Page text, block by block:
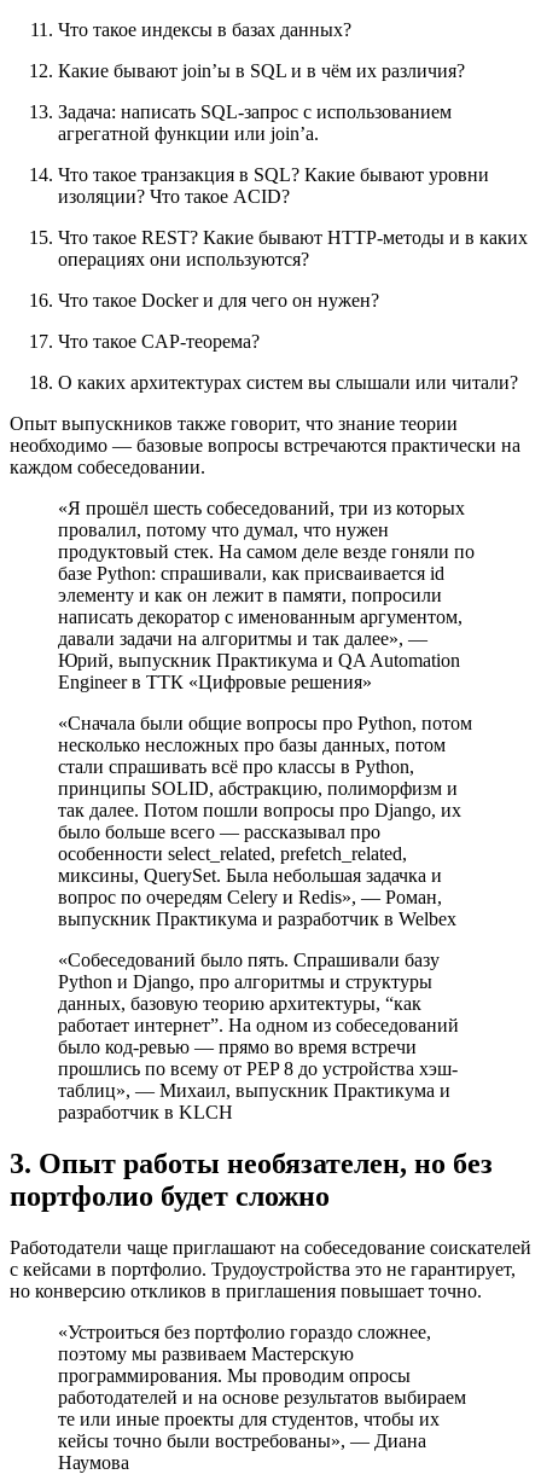
Что такое индексы в базах данных?
Какие бывают join’ы в SQL и в чём их различия?
Задача: написать SQL-запрос с использованием
агрегатной функции или join’а.
Что такое транзакция в SQL? Какие бывают уровни
изоляции? Что такое ACID?
Что такое REST? Какие бывают HTTP-методы и в каких
операциях они используются?
Что такое Docker и для чего он нужен?
Что такое CAP-теорема?
О каких архитектурах систем вы слышали или читали?
Опыт выпускников также говорит, что знание теории
необходимо — базовые вопросы встречаются практически на
каждом собеседовании.
«Я прошёл шесть собеседований, три из которых
провалил, потому что думал, что нужен
продуктовый стек. На самом деле везде гоняли по
базе Python: спрашивали, как присваивается id
элементу и как он лежит в памяти, попросили
написать декоратор с именованным аргументом,
давали задачи на алгоритмы и так далее», —
Юрий, выпускник Практикума и QA Automation
Engineer в ТТК «Цифровые решения»
«Сначала были общие вопросы про Python, потом
несколько несложных про базы данных, потом
стали спрашивать всё про классы в Python,
принципы SOLID, абстракцию, полиморфизм и
так далее. Потом пошли вопросы про Django, их
было больше всего — рассказывал про
особенности select_related, prefetch_related,
миксины, QuerySet. Была небольшая задачка и
вопрос по очередям Celery и Redis», — Роман,
выпускник Практикума и разработчик в Welbex
«Собеседований было пять. Спрашивали базу
Python и Django, про алгоритмы и структуры
данных, базовую теорию архитектуры, “как
работает интернет”. На одном из собеседований
было код-ревью — прямо во время встречи
прошлись по всему от PEP 8 до устройства хэш-
таблиц», — Михаил, выпускник Практикума и
разработчик в KLCH
3. Опыт работы необязателен, но без
портфолио будет сложно
Работодатели чаще приглашают на собеседование соискателей
с кейсами в портфолио. Трудоустройства это не гарантирует,
но конверсию откликов в приглашения повышает точно.
«Устроиться без портфолио гораздо сложнее,
поэтому мы развиваем Мастерскую
программирования. Мы проводим опросы
работодателей и на основе результатов выбираем
те или иные проекты для студентов, чтобы их
кейсы точно были востребованы», — Диана
Наумова